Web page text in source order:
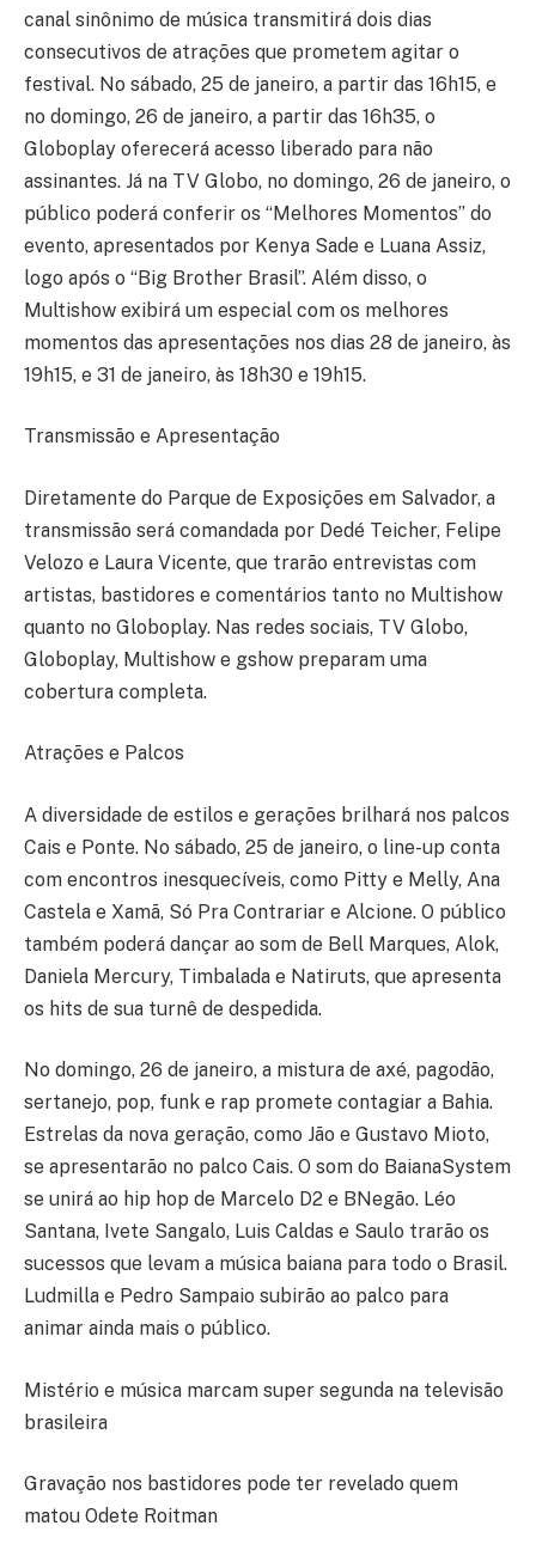
canal sinônimo de música transmitirá dois dias
consecutivos de atrações que prometem agitar o
festival. No sábado, 25 de janeiro, a partir das 16h15, e
no domingo, 26 de janeiro, a partir das 16h35, o
Globoplay oferecerá acesso liberado para não
assinantes. Já na TV Globo, no domingo, 26 de janeiro, o
público poderá conferir os “Melhores Momentos” do
evento, apresentados por Kenya Sade e Luana Assiz,
logo após o “Big Brother Brasil”. Além disso, o
Multishow exibirá um especial com os melhores
momentos das apresentações nos dias 28 de janeiro, às
19h15, e 31 de janeiro, às 18h30 e 19h15.
Transmissão e Apresentação
Diretamente do Parque de Exposições em Salvador, a
transmissão será comandada por Dedé Teicher, Felipe
Velozo e Laura Vicente, que trarão entrevistas com
artistas, bastidores e comentários tanto no Multishow
quanto no Globoplay. Nas redes sociais, TV Globo,
Globoplay, Multishow e gshow preparam uma
cobertura completa.
Atrações e Palcos
A diversidade de estilos e gerações brilhará nos palcos
Cais e Ponte. No sábado, 25 de janeiro, o line-up conta
com encontros inesquecíveis, como Pitty e Melly, Ana
Castela e Xamã, Só Pra Contrariar e Alcione. O público
também poderá dançar ao som de Bell Marques, Alok,
Daniela Mercury, Timbalada e Natiruts, que apresenta
os hits de sua turnê de despedida.
No domingo, 26 de janeiro, a mistura de axé, pagodão,
sertanejo, pop, funk e rap promete contagiar a Bahia.
Estrelas da nova geração, como Jão e Gustavo Mioto,
se apresentarão no palco Cais. O som do BaianaSystem
se unirá ao hip hop de Marcelo D2 e BNegão. Léo
Santana, Ivete Sangalo, Luis Caldas e Saulo trarão os
sucessos que levam a música baiana para todo o Brasil.
Ludmilla e Pedro Sampaio subirão ao palco para
animar ainda mais o público.
Mistério e música marcam super segunda na televisão
brasileira
Gravação nos bastidores pode ter revelado quem
matou Odete Roitman